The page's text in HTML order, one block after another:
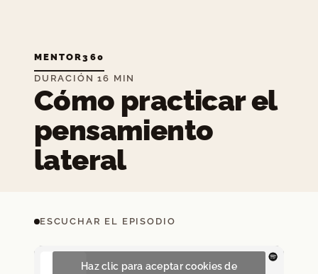
MENTOR360
DURACIÓN 16 MIN
Cómo practicar el
pensamiento
lateral
ESCUCHAR EL EPISODIO
Haz clic para aceptar cookies de